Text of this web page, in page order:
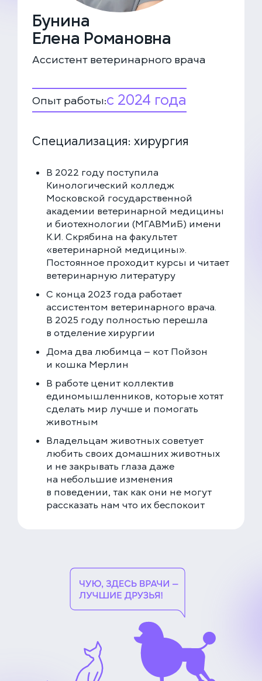
Бунина
Елена Романовна
Ассистент ветеринарного врача
Опыт работы:с 2024 года
Специализация: хирургия
В 2022 году поступила
Кинологический колледж
Московской государственной
академии ветеринарной медицины
и биотехнологии (МГАВМиБ) имени
К.И. Скрябина на факультет
«ветеринарной медицины».
Постоянное проходит курсы и читает
ветеринарную литературу
С конца 2023 года работает
ассистентом ветеринарного врача.
В 2025 году полностью перешла
в отделение хирургии
Дома два любимца — кот Пойзон
и кошка Мерлин
В работе ценит коллектив
единомышленников, которые хотят
сделать мир лучше и помогать
животным
Владельцам животных советует
любить своих домашних животных
и не закрывать глаза даже
на небольшие изменения
в поведении, так как они не могут
рассказать нам что их беспокоит
Закажите звонок, и мы перезвоним вам в течение
15 минут
ЗАКАЗАТЬ ЗВОНОК
ЗАПИСАТЬСЯ НА ПРИЁМ
Многопрофильная клиника на Большой
Серпуховской
Москва, ул. Большая Серпуховская, 62к2
+7 (499) 288-80-36
Круглосуточно
Скоро открытие!
Многопрофильная клиника на Введенского
Москва, ул. Введенского, 24Б
+7 (499) 288-80-36
Клиника на Карамышевской набережной
Москва, Карамышевская наб., 2А
+7 (499) 288-80-36